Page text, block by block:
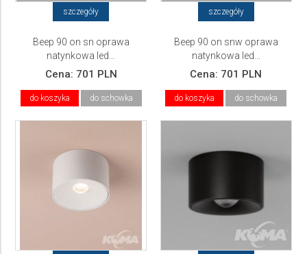
szczegóły
Beep 90 on sn oprawa
natynkowa led...
Cena: 701 PLN
do koszyka do schowka
szczegóły
Beep 90 on snw oprawa
natynkowa led...
Cena: 701 PLN
do koszyka do schowka